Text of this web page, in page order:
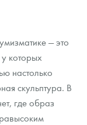
— это
которых
настолько
скульптура. В
где образ